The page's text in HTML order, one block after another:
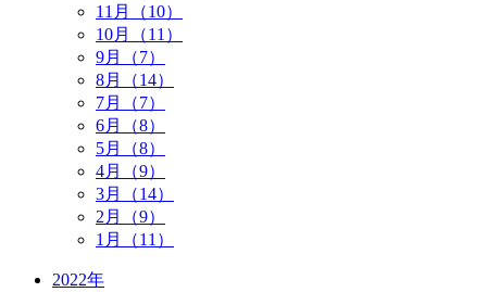
11月（10）
10月（11）
9月（7）
8月（14）
7月（7）
6月（8）
5月（8）
4月（9）
3月（14）
2月（9）
1月（11）
2022年